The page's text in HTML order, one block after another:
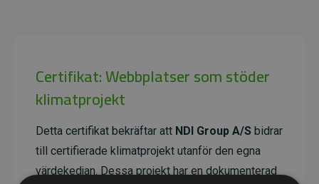
Certifikat: Webbplatser som stöder
klimatprojekt
Detta certifikat bekräftar att NDI Group A/S bidrar
till certifierade klimatprojekt utanför den egna
värdekedjan. Dessa projekt har en dokumenterad